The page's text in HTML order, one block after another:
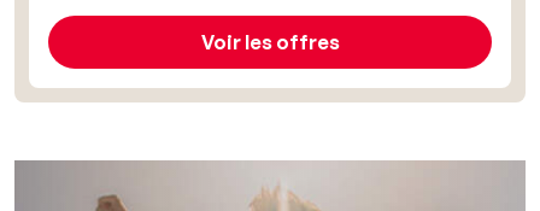
Voir les offres